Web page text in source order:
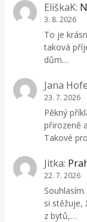
EliškaK:
3. 8. 2026
To je
taková
dům…
Jana
23. 7. 2026
Pěkný
přirozeně
Takové
Jitka:
22. 7. 2026
si stěžuje,
z bytů,…